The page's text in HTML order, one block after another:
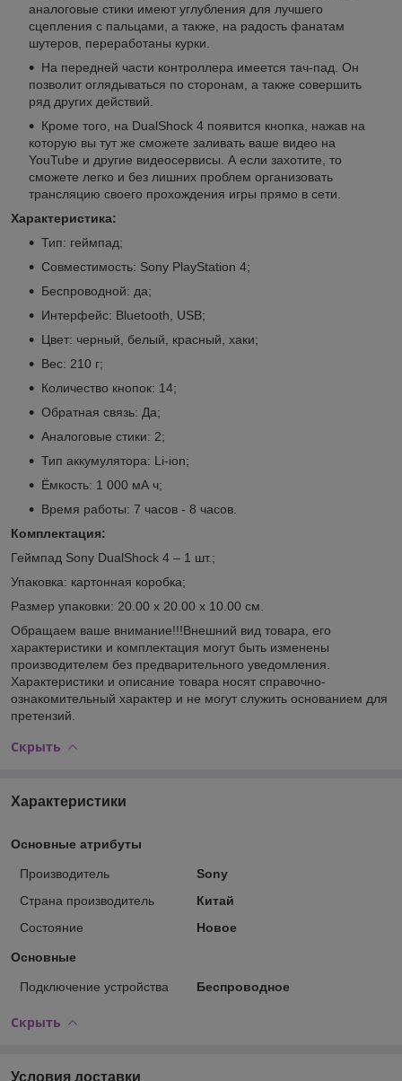
аналоговые стики имеют углубления для лучшего
сцепления с пальцами, а также, на радость фанатам
шутеров, переработаны курки.
На передней части контроллера имеется тач-пад. Он
позволит оглядываться по сторонам, а также совершить
ряд других действий.
Кроме того, на DualShock 4 появится кнопка, нажав на
которую вы тут же сможете заливать ваше видео на
YouTube и другие видеосервисы. А если захотите, то
сможете легко и без лишних проблем организовать
трансляцию своего прохождения игры прямо в сети.
Характеристика:
Тип: геймпад;
Совместимость: Sony PlayStation 4;
Беспроводной: да;
Интерфейс: Bluetooth, USB;
Цвет: черный, белый, красный, хаки;
Вес: 210 г;
Количество кнопок: 14;
Обратная связь: Да;
Аналоговые стики: 2;
Тип аккумулятора: Li-ion;
Ёмкость: 1 000 мА ч;
Время работы: 7 часов - 8 часов.
Комплектация:
Геймпад Sony DualShock 4 – 1 шт.;
Упаковка: картонная коробка;
Размер упаковки: 20.00 х 20.00 х 10.00 см.
Обращаем ваше внимание!!!Внешний вид товара, его
характеристики и комплектация могут быть изменены
производителем без предварительного уведомления.
Характеристики и описание товара носят справочно-
ознакомительный характер и не могут служить основанием для
претензий.
Скрыть
Характеристики
Основные атрибуты
Производитель
Sony
Страна производитель
Китай
Состояние
Новое
Основные
Подключение устройства Беспроводное
Скрыть
Условия доставки